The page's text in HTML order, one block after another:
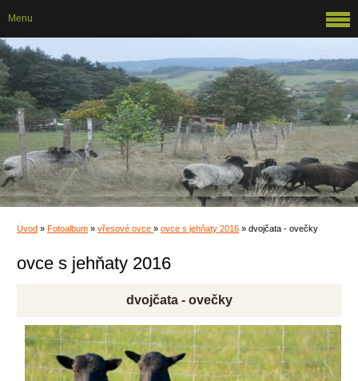
Úvod » Fotoalbum » vřesové ovce » ovce s jehňaty 2016 » dvojčata - ovečky
ovce s jehňaty 2016
dvojčata - ovečky
Menu